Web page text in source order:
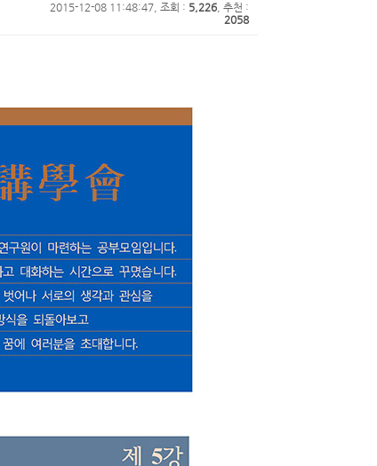
2015-12-08 11:48:47, 조회 : 5,226 , 추천 :
2058